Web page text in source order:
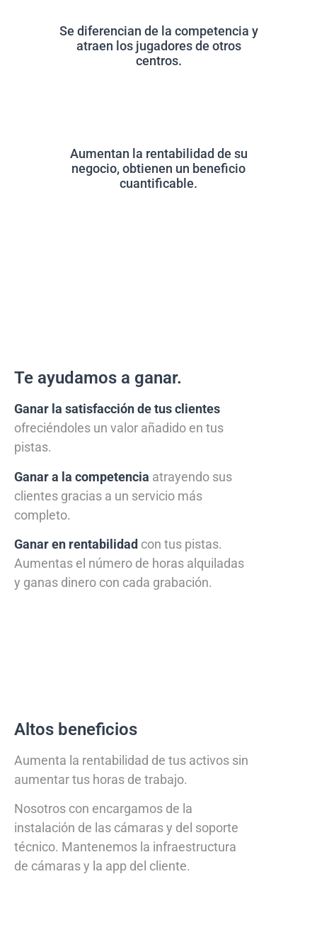
Se diferencian de la competencia y
atraen los jugadores de otros
centros.
Aumentan la rentabilidad de su
negocio, obtienen un beneficio
cuantificable.
Te ayudamos a ganar.
Ganar la satisfacción de tus clientes
ofreciéndoles un valor añadido en tus
pistas.
Ganar a la competencia atrayendo sus
clientes gracias a un servicio más
completo.
Ganar en rentabilidad con tus pistas.
Aumentas el número de horas alquiladas
y ganas dinero con cada grabación.
Altos beneficios
Aumenta la rentabilidad de tus activos sin
aumentar tus horas de trabajo.
Nosotros con encargamos de la
instalación de las cámaras y del soporte
técnico. Mantenemos la infraestructura
de cámaras y la app del cliente.